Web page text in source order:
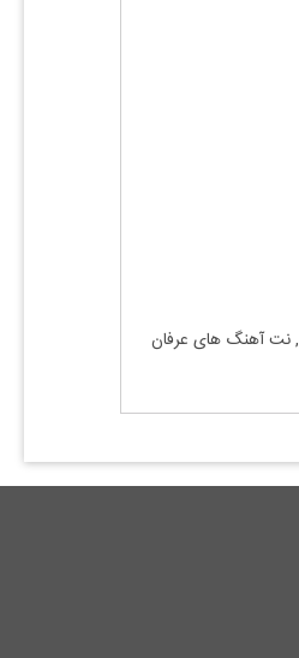
, نت آهنگ های عرفان